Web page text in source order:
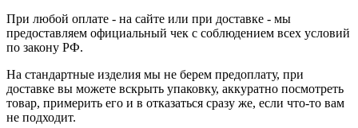
При любой оплате - на сайте или при доставке - мы
предоставляем официальный чек с соблюдением всех условий
по закону РФ.
На стандартные изделия мы не берем предоплату, при
доставке вы можете вскрыть упаковку, аккуратно посмотреть
товар, примерить его и в отказаться сразу же, если что-то вам
не подходит.